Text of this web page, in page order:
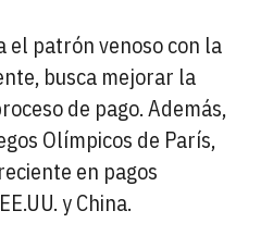
el patrón venoso con la
busca mejorar la
de pago. Además,
Olímpicos de París,
en pagos
y China.